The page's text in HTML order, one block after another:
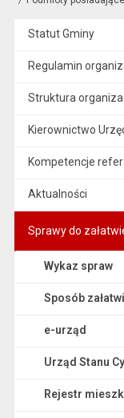
Statut Gminy
Regulamin
Struktura
Kierownictwo
Kompetencje
Aktualności
Sprawy do
Wykaz spraw
Sposób
e-urząd
Urząd Stanu
Rejestr